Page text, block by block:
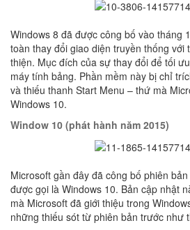
Windows 8 đã được công bố vào tháng
toàn thay đổi giao diện truyền thống với
thiện. Mục đích của sự thay đổi để tối
máy tính bảng. Phần mềm này bị chỉ
và thiếu thanh Start Menu – thứ mà
Windows 10.
Window 10 (phát hành năm 2015)
Microsoft gần đây đã công bố phiên
được gọi là Windows 10. Bản cập nhật
mà Microsoft đã giới thiệu trong
những thiếu sót từ phiên bản trước như